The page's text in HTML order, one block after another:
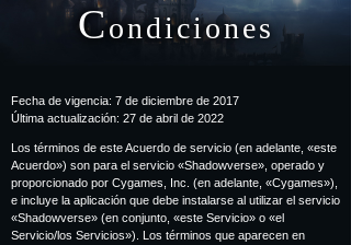
Condiciones
Fecha de vigencia: 7 de diciembre de 2017
Última actualización: 27 de abril de 2022
Los términos de este Acuerdo de servicio (en adelante, «este
Acuerdo») son para el servicio «Shadowverse», operado y
proporcionado por Cygames, Inc. (en adelante, «Cygames»),
e incluye la aplicación que debe instalarse al utilizar el servicio
«Shadowverse» (en conjunto, «este Servicio» o «el
Servicio/los Servicios»). Los términos que aparecen en